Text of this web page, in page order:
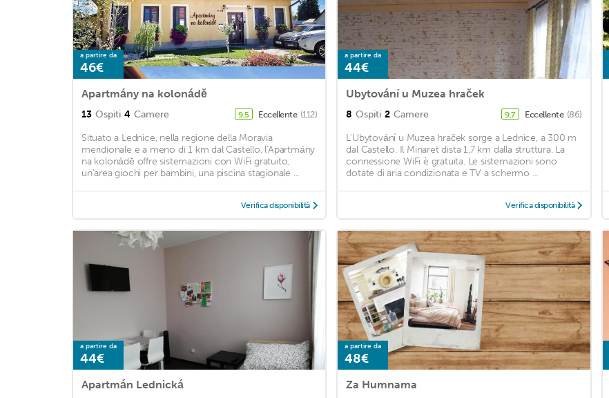
a partire da
46€
Apartmány na kolonádě
13 Ospiti 4 Camere 9,5 Eccellente (112)
Situato a Lednice, nella regione della Moravia
meridionale e a meno di 1 km dal Castello, l'Apartmány
na kolonádě offre sistemazioni con WiFi gratuito,
un'area giochi per bambini, una piscina stagionale ...
Verifica disponibilità
a partire da
44€
Ubytování u Muzea hraček
8 Ospiti 2 Camere 9,7 Eccellente (86)
L'Ubytování u Muzea hraček sorge a Lednice, a 300 m
dal Castello. Il Minaret dista 1,7 km dalla struttura. La
connessione WiFi è gratuita. Le sistemazioni sono
dotate di aria condizionata e TV a schermo ...
Verifica disponibilità
a partire da
44€
Apartmán Lednická
a partire da
48€
Za Humnama